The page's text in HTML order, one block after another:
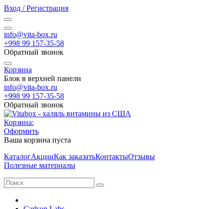
Вход / Регистрация
info@vita-box.ru
+998 99 157-35-58
Обратный звонок
Корзина
Блок в верхней панели
info@vita-box.ru
+998 99 157-35-58
Обратный звонок
Корзина:
Оформить
Ваша корзина пуста
КаталогАкцииКак заказатьКонтактыОтзывы
Полезные материалы